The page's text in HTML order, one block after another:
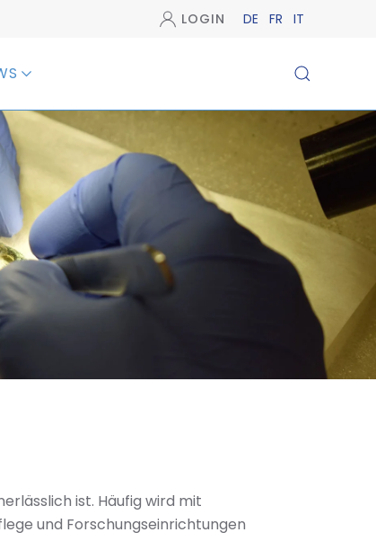
LOGIN DE FR IT
ist. Häufig wird mit
und Forschungseinrichtungen